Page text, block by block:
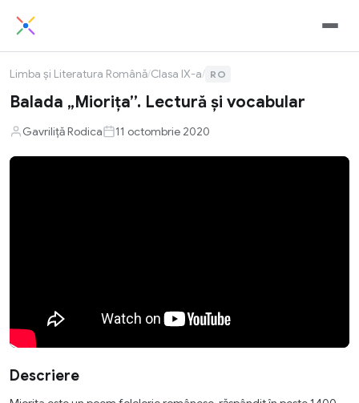
Limba și Literatura Română/Clasa IX-a/ RO
Balada „Miorița”. Lectură și vocabular
Gavriliță Rodica 11 octombrie 2020
Descriere